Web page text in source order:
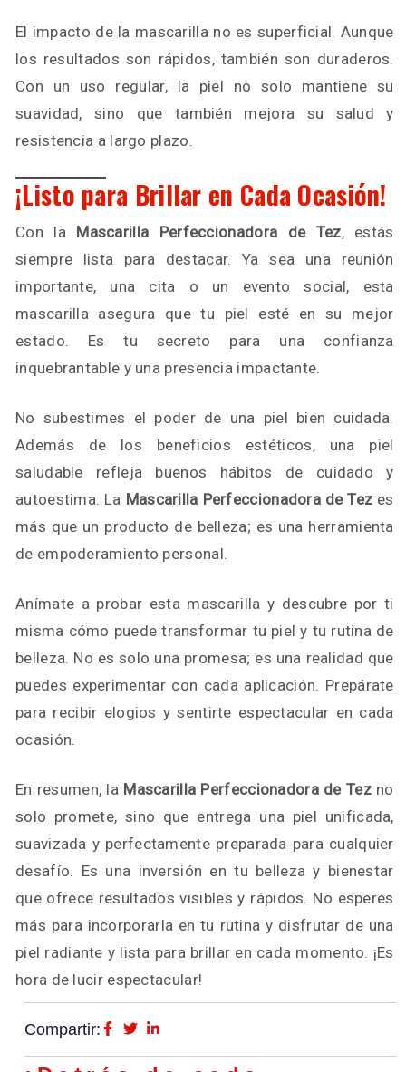
El impacto de la mascarilla no es superficial. Aunque
los resultados son rápidos, también son duraderos.
Con un uso regular, la piel no solo mantiene su
suavidad, sino que también mejora su salud y
resistencia a largo plazo.
¡Listo para Brillar en Cada Ocasión!
Con la Mascarilla Perfeccionadora de Tez, estás
siempre lista para destacar. Ya sea una reunión
importante, una cita o un evento social, esta
mascarilla asegura que tu piel esté en su mejor
estado. Es tu secreto para una confianza
inquebrantable y una presencia impactante.
No subestimes el poder de una piel bien cuidada.
Además de los beneficios estéticos, una piel
saludable refleja buenos hábitos de cuidado y
autoestima. La Mascarilla Perfeccionadora de Tez es
más que un producto de belleza; es una herramienta
de empoderamiento personal.
Anímate a probar esta mascarilla y descubre por ti
misma cómo puede transformar tu piel y tu rutina de
belleza. No es solo una promesa; es una realidad que
puedes experimentar con cada aplicación. Prepárate
para recibir elogios y sentirte espectacular en cada
ocasión.
En resumen, la Mascarilla Perfeccionadora de Tezno
solo promete, sino que entrega una piel unificada,
suavizada y perfectamente preparada para cualquier
desafío. Es una inversión en tu belleza y bienestar
que ofrece resultados visibles y rápidos. No esperes
más para incorporarla en tu rutina y disfrutar de una
piel radiante y lista para brillar en cada momento. ¡Es
hora de lucir espectacular!
Compartir: